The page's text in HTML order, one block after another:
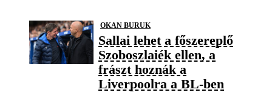
OKAN BURUK
Sallai lehet a főszereplő
Szoboszlaiék ellen, a
frászt hoznák a
Liverpoolra a BL-ben